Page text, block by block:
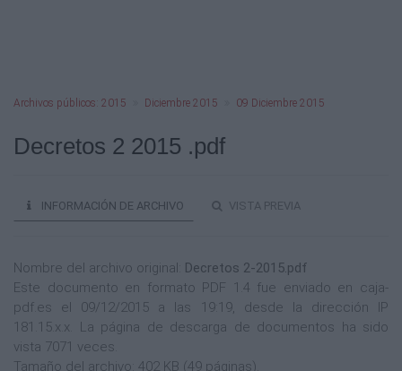
Archivos públicos: 2015 Diciembre 2015 09 Diciembre 2015
Decretos 2 2015 .pdf
INFORMACIÓN DE ARCHIVO VISTA PREVIA
Nombre del archivo original: Decretos 2-2015.pdf
Este documento en formato PDF 1.4 fue enviado en caja-
pdf.es el 09/12/2015 a las 19:19, desde la dirección IP
181.15.x.x. La página de descarga de documentos ha sido
vista 7071 veces.
Tamaño del archivo: 402 KB (49 páginas).